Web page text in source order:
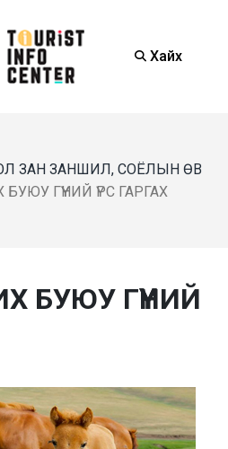
Хайх
ЗАН ЗАНШИЛ, СОЁЛЫН ӨВ
ГҮҮНИЙ ҮРС ГАРГАХ
БУЮУ ГҮҮНИЙ